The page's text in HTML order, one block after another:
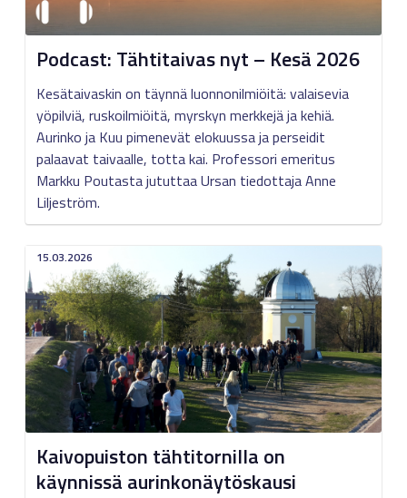
Podcast: Tähtitaivas nyt – Kesä 2026
Kesätaivaskin on täynnä luonnonilmiöitä: valaisevia
yöpilviä, ruskoilmiöitä, myrskyn merkkejä ja kehiä.
Aurinko ja Kuu pimenevät elokuussa ja perseidit
palaavat taivaalle, totta kai. Professori emeritus
Markku Poutasta jututtaa Ursan tiedottaja Anne
Liljeström.
15.03.2026
Kaivopuiston tähtitornilla on
käynnissä aurinkonäytöskausi